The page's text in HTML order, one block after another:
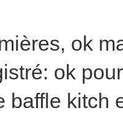
ok
ok
baffle kitch